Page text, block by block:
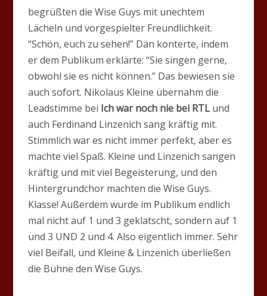
begrüßten die Wise Guys mit unechtem
Lächeln und vorgespielter Freundlichkeit.
“Schön, euch zu sehen!” Dän konterte, indem
er dem Publikum erklärte: “Sie singen gerne,
obwohl sie es nicht können.” Das bewiesen sie
auch sofort. Nikolaus Kleine übernahm die
Leadstimme bei Ich war noch nie bei RTL und
auch Ferdinand Linzenich sang kräftig mit.
Stimmlich war es nicht immer perfekt, aber es
machte viel Spaß. Kleine und Linzenich sangen
kräftig und mit viel Begeisterung, und den
Hintergrundchor machten die Wise Guys.
Klasse! Außerdem wurde im Publikum endlich
mal nicht auf 1 und 3 geklatscht, sondern auf 1
und 3 UND 2 und 4. Also eigentlich immer. Sehr
viel Beifall, und Kleine & Linzenich überließen
die Bühne den Wise Guys.